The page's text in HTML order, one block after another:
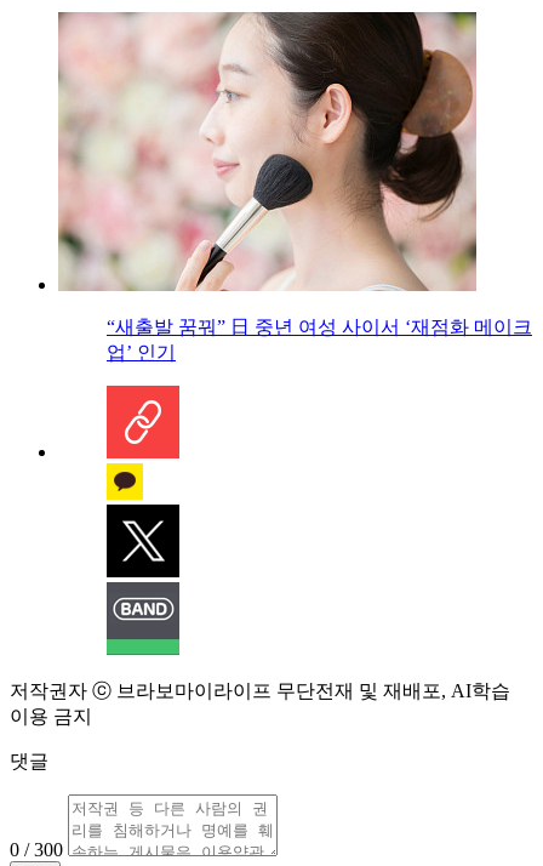
“새출발 꿈꿔” 日 중년 여성 사이서 ‘재점화 메이크
업’ 인기
저작권자 ⓒ 브라보마이라이프 무단전재 및 재배포, AI학습
이용 금지
댓글
0 / 300